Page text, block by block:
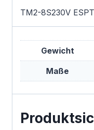
TM2-8S230V
Gewicht
Maße